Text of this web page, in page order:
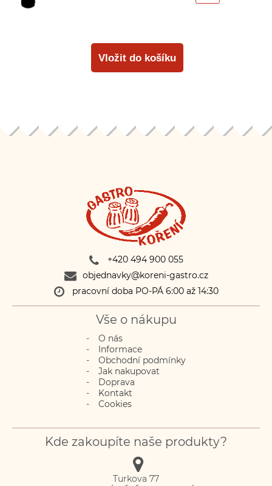
+420 494 900 055
objednavky@koreni-gastro.cz
pracovní doba PO-PÁ 6:00 až 14:30
Vše o nákupu
O nás
Informace
Obchodní podmínky
Jak nakupovat
Doprava
Kontakt
Cookies
Kde zakoupíte naše produkty?
Turkova 77